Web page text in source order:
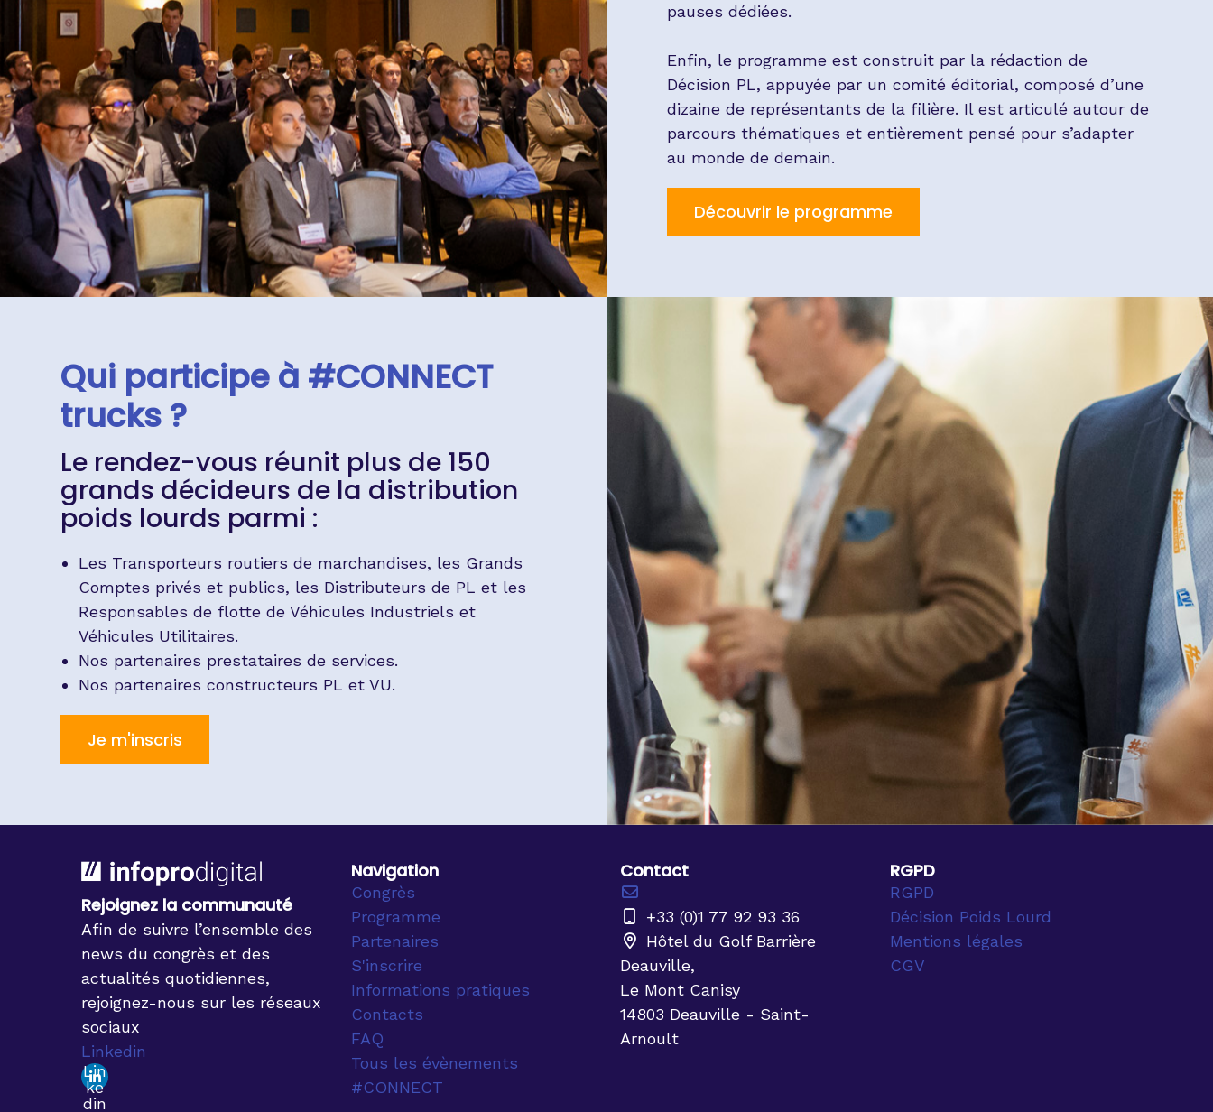
pauses dédiées.
Enfin, le programme est construit par la rédaction de
Décision PL, appuyée par un comité éditorial, composé d’une
dizaine de représentants de la filière. Il est articulé autour de
parcours thématiques et entièrement pensé pour s’adapter
au monde de demain.
Découvrir le programme
Qui participe à #CONNECT
trucks ?
Le rendez-vous réunit plus de 150
grands décideurs de la distribution
poids lourds parmi :
Les Transporteurs routiers de marchandises, les Grands
Comptes privés et publics, les Distributeurs de PL et les
Responsables de flotte de Véhicules Industriels et
Véhicules Utilitaires.
Nos partenaires prestataires de services.
Nos partenaires constructeurs PL et VU.
Je m'inscris
Rejoignez la communauté
Afin de suivre l’ensemble des
news du congrès et des
actualités quotidiennes,
rejoignez-nous sur les réseaux
sociaux
Linkedin
Lin
ke
din
Navigation
Congrès
Programme
Partenaires
S'inscrire
Informations pratiques
Contacts
FAQ
Tous les évènements
#CONNECT
Contact
+33 (0)1 77 92 93 36
Hôtel du Golf Barrière
Deauville,
Le Mont Canisy
14803 Deauville - Saint-
Arnoult
RGPD
RGPD
Décision Poids Lourd
Mentions légales
CGV